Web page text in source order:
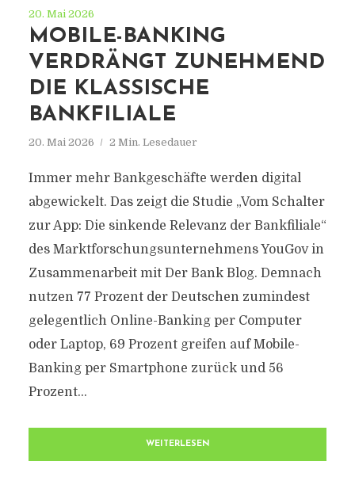
20. Mai 2026
MOBILE-BANKING
VERDRÄNGT ZUNEHMEND
DIE KLASSISCHE
BANKFILIALE
20. Mai 2026 2 Min. Lesedauer
Immer mehr Bankgeschäfte werden digital
abgewickelt. Das zeigt die Studie „Vom Schalter
zur App: Die sinkende Relevanz der Bankfiliale“
des Marktforschungsunternehmens YouGov in
Zusammenarbeit mit Der Bank Blog. Demnach
nutzen 77 Prozent der Deutschen zumindest
gelegentlich Online-Banking per Computer
oder Laptop, 69 Prozent greifen auf Mobile-
Banking per Smartphone zurück und 56
Prozent...
WEITERLESEN